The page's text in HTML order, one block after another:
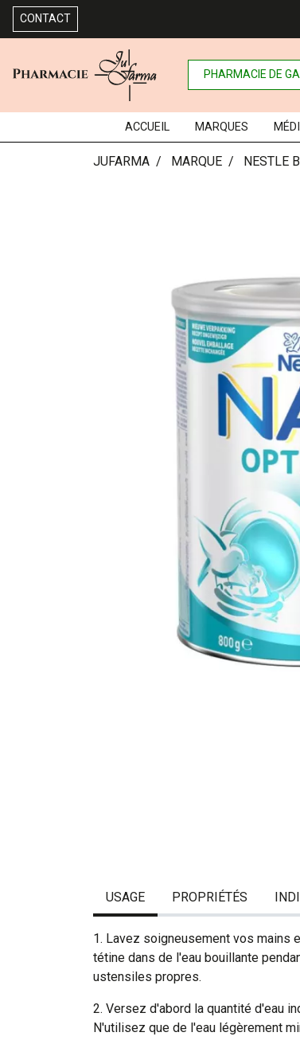
CONTACT
PHARMACIE DE
ACCUEIL MARQUES
JUFARMA MARQUE NESTLE
USAGE PROPRIÉTÉS
1. Lavez soigneusement vos mains
tétine dans de l'eau bouillante
ustensiles propres.
2. Versez d'abord la quantité d'eau
N'utilisez que de l'eau légèrement